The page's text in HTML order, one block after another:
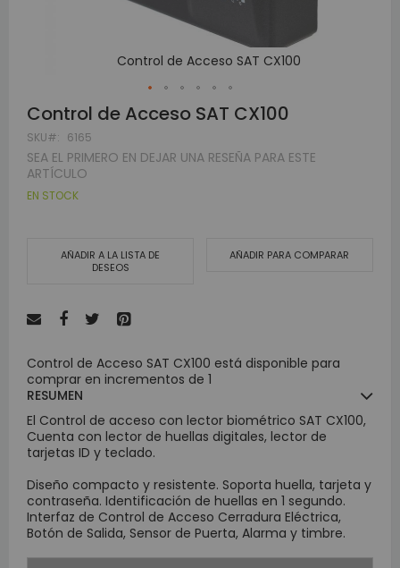
Control de Acceso SAT CX100
Skip
to
the
beginning
of
the
Control de Acceso SAT CX100
SKU 6165
SEA EL PRIMERO EN DEJAR UNA RESEÑA PARA ESTE
ARTÍCULO
EN STOCK
AÑADIR A LA LISTA DE
DESEOS
AÑADIR PARA COMPARAR
Control de Acceso SAT CX100 está disponible para
comprar en incrementos de 1
RESUMEN
El Control de acceso con lector biométrico SAT CX100,
Cuenta con lector de huellas digitales, lector de
tarjetas ID y teclado.
Diseño compacto y resistente. Soporta huella, tarjeta y
contraseña. Identificación de huellas en 1 segundo.
Interfaz de Control de Acceso Cerradura Eléctrica,
Botón de Salida, Sensor de Puerta, Alarma y timbre.